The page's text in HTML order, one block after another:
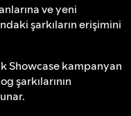
ve yeni
şarkıların erişimini
Showcase kampanyan
şarkılarının